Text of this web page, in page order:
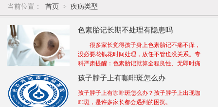
当前位置： 首页 > 疾病类型
色素胎记长期不处理有隐患吗
很多家长觉得孩子身上色素胎记不痛不痒，
没必要花钱花时间处理，放任不管也没关系。专
科严肃提醒：色素胎记就算全程良性、无即时痛
孩子脖子上有咖啡斑怎么办
孩子脖子上有咖啡斑怎么办？孩子脖子上出现咖
啡斑，是许多家长都会遇到的困扰。